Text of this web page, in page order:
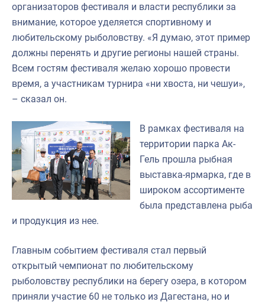
организаторов фестиваля и власти республики за
внимание, которое уделяется спортивному и
любительскому рыболовству. «Я думаю, этот пример
должны перенять и другие регионы нашей страны.
Всем гостям фестиваля желаю хорошо провести
время, а участникам турнира «ни хвоста, ни чешуи»,
– сказал он.
В рамках фестиваля на
территории парка Ак-
Гель прошла рыбная
выставка-ярмарка, где в
широком ассортименте
была представлена рыба
и продукция из нее.
Главным событием фестиваля стал первый
открытый чемпионат по любительскому
рыболовству республики на берегу озера, в котором
приняли участие 60 не только из Дагестана, но и